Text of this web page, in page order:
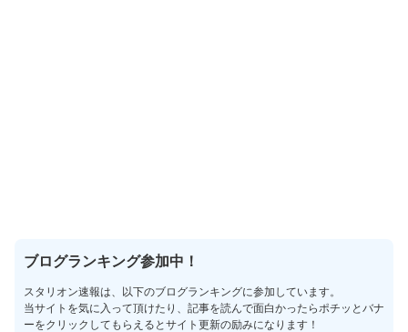
ブログランキング参加中！
スタリオン速報は、以下のブログランキングに参加しています。
当サイトを気に入って頂けたり、記事を読んで面白かったらポチッとバナ
ーをクリックしてもらえるとサイト更新の励みになります！